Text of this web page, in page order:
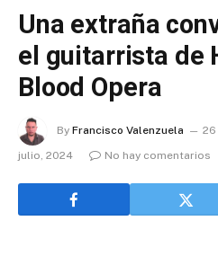
Una extraña
el guitarrista de
Blood Opera
By Francisco Valenzuela 26
julio, 2024
No hay comentarios